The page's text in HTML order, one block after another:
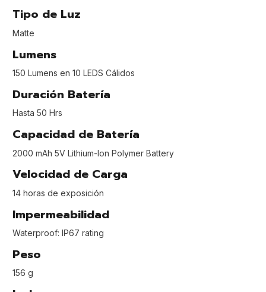
Tipo de Luz
Matte
Lumens
150 Lumens en 10 LEDS Cálidos
Duración Batería
Hasta 50 Hrs
Capacidad de Batería
2000 mAh 5V Lithium-Ion Polymer Battery
Velocidad de Carga
14 horas de exposición
Impermeabilidad
Waterproof: IP67 rating
Peso
156 g